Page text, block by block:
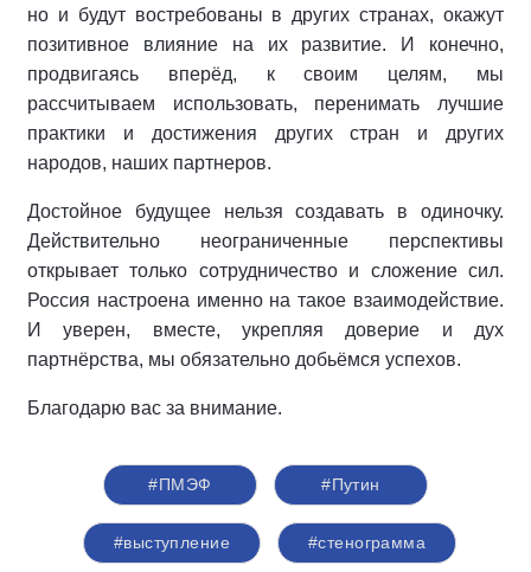
но и будут востребованы в других странах, окажут
позитивное влияние на их развитие. И конечно,
продвигаясь вперёд, к своим целям, мы
рассчитываем использовать, перенимать лучшие
практики и достижения других стран и других
народов, наших партнеров.
Достойное будущее нельзя создавать в одиночку.
Действительно неограниченные перспективы
открывает только сотрудничество и сложение сил.
Россия настроена именно на такое взаимодействие.
И уверен, вместе, укрепляя доверие и дух
партнёрства, мы обязательно добьёмся успехов.
Благодарю вас за внимание.
#ПМЭФ #Путин
#выступление #стенограмма